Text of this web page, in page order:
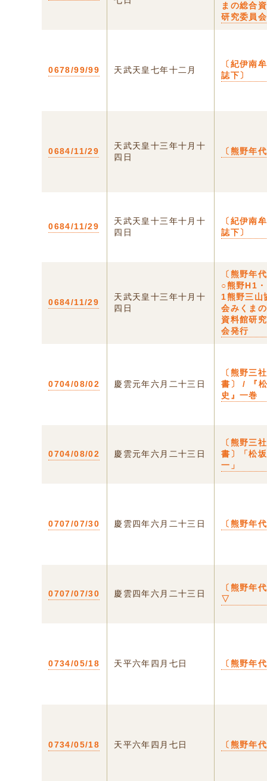
まの総合
研究委員
0678/99/99 天武天皇七年十二月
〔紀伊南
誌下〕
0684/11/29
天武天皇十三年十月十
四日
〔熊野年
0684/11/29
天武天皇十三年十月十
四日
〔紀伊南
誌下〕
0684/11/29
天武天皇十三年十月十
四日
〔熊野年
○熊野H1
1熊野三山
会みくま
資料館研
会発行
0704/08/02 慶雲元年六月二十三日
〔熊野三
書〕 / 『
史』一巻
0704/08/02 慶雲元年六月二十三日
〔熊野三
書〕「松
一」
0707/07/30 慶雲四年六月二十三日 〔熊野年
0707/07/30 慶雲四年六月二十三日
〔熊野年
▽
0734/05/18 天平六年四月七日 〔熊野年
0734/05/18 天平六年四月七日 〔熊野年